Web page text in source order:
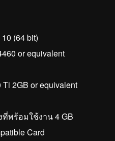
(64 bit)
or equivalent
2GB or equivalent
พร้อมใช้งาน 4 GB
Card